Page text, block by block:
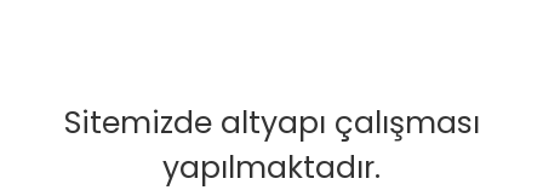
Sitemizde altyapı çalışması
yapılmaktadır.